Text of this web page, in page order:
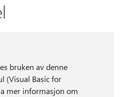
bruken av denne
(Visual Basic for
mer informasjon om